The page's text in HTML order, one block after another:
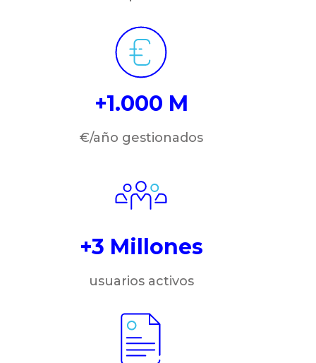
+1.000 M
€/año gestionados
+3 Millones
usuarios activos